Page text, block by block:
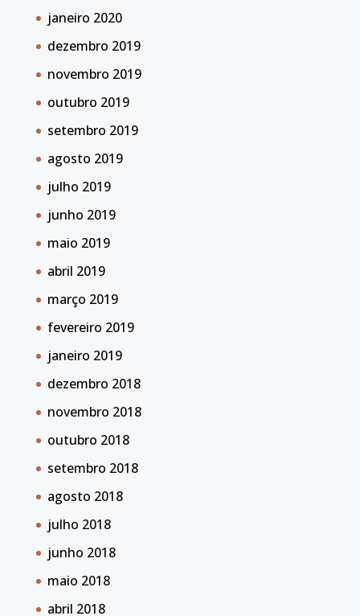
janeiro 2020
dezembro 2019
novembro 2019
outubro 2019
setembro 2019
agosto 2019
julho 2019
junho 2019
maio 2019
abril 2019
março 2019
fevereiro 2019
janeiro 2019
dezembro 2018
novembro 2018
outubro 2018
setembro 2018
agosto 2018
julho 2018
junho 2018
maio 2018
abril 2018